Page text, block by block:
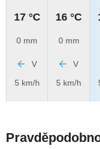
17 °C
0 mm
V
5 km/h
16 °C
0 mm
V
5 km/h